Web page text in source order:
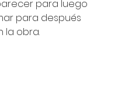
para luego
para después
la obra.